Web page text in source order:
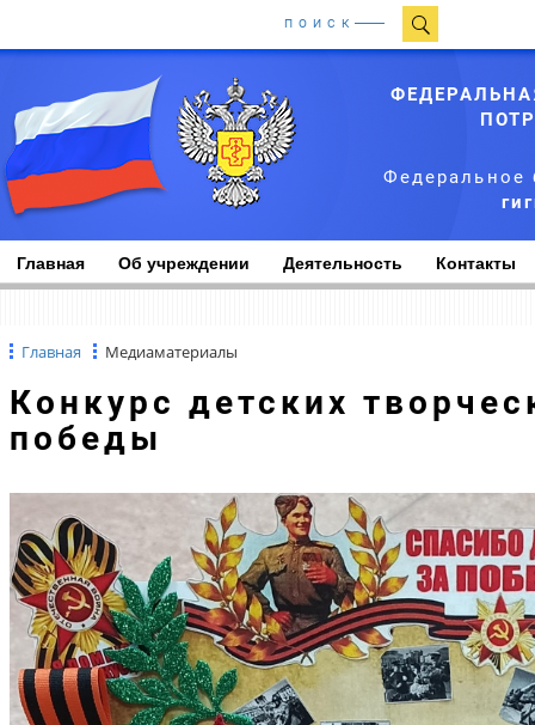
ПОИСК
Федеральное
Главная Об учреждении Деятельность Контакты
Главная Медиаматериалы
Конкурс детских творческих номеров к дню
победы